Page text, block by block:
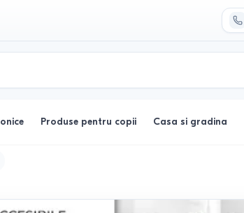
Produse pentru copii Casa si gradina